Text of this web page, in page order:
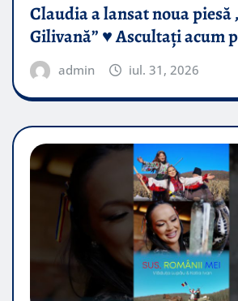
Claudia a lansat noua piesă
Gilivană” ♥️ Ascultați acum
admin iul. 31, 2026